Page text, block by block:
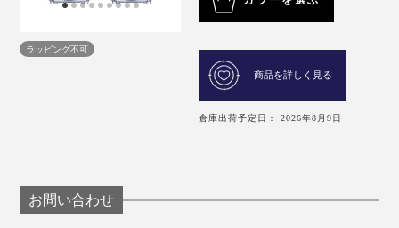
ラッピング不可
商品を詳しく見る
倉庫出荷予定日： 2026年8月9日
お問い合わせ